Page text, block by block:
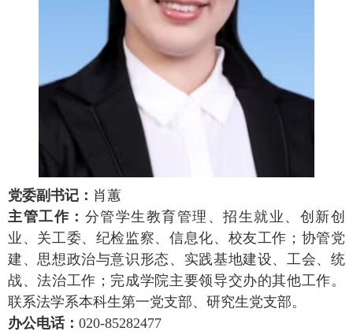
党委副书记： 肖蕙
主管工作： 分管学生教育管理、招生就业、创新创
业、关工委、纪检监察、信息化、校友工作；协管党
建、思想政治与意识形态、实践基地建设、工会、统
战、法治工作；完成学院主要领导交办的其他工作。
联系法学系本科生第一党支部、研究生党支部。
办公电话： 020-85282477